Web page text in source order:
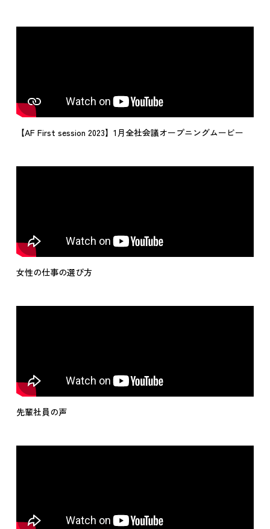
【AF First session 2023】1月全社会議オープニングムービー
女性の仕事の選び方
先輩社員の声